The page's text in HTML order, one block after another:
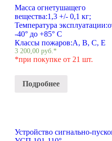
Масса огнетушащего
вещества:1,3 +/- 0,1 кг;
Температура эксплуатации:
-40° до +85° С
Классы пожаров:A, B, C, E
3 200,00руб.*
*при покупке от 21 шт.
Подробнее
Устройство сигнально-